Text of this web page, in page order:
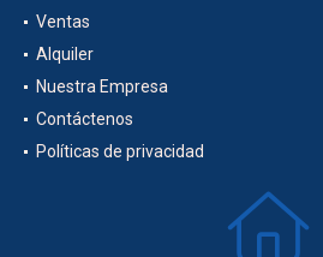
Ventas
Alquiler
Nuestra Empresa
Contáctenos
Políticas de privacidad